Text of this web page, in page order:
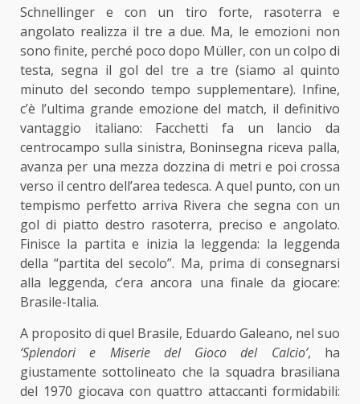
Schnellinger e con un tiro forte, rasoterra e
angolato realizza il tre a due. Ma, le emozioni non
sono finite, perché poco dopo Müller, con un colpo di
testa, segna il gol del tre a tre (siamo al quinto
minuto del secondo tempo supplementare). Infine,
c’è l’ultima grande emozione del match, il definitivo
vantaggio italiano: Facchetti fa un lancio da
centrocampo sulla sinistra, Boninsegna riceva palla,
avanza per una mezza dozzina di metri e poi crossa
verso il centro dell’area tedesca. A quel punto, con un
tempismo perfetto arriva Rivera che segna con un
gol di piatto destro rasoterra, preciso e angolato.
Finisce la partita e inizia la leggenda: la leggenda
della “partita del secolo”. Ma, prima di consegnarsi
alla leggenda, c’era ancora una finale da giocare:
Brasile-Italia.
A proposito di quel Brasile, Eduardo Galeano, nel suo
‘Splendori e Miserie del Gioco del Calcio’, ha
giustamente sottolineato che la squadra brasiliana
del 1970 giocava con quattro attaccanti formidabili: